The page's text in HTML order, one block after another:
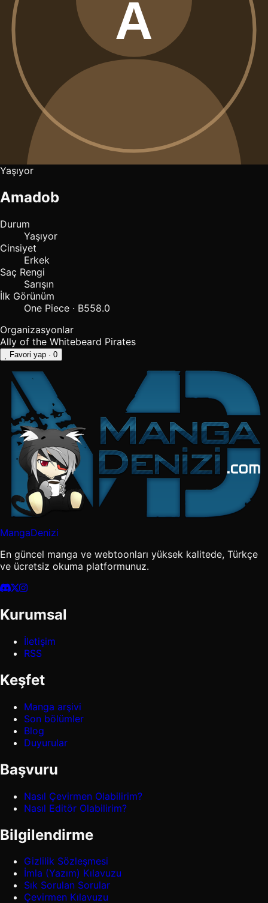
Yaşıyor
Amadob
Durum
Yaşıyor
Cinsiyet
Erkek
Saç Rengi
Sarışın
İlk Görünüm
One Piece · B558.0
Organizasyonlar
Ally of the Whitebeard Pirates
Favori yap · 0
MangaDenizi
En güncel manga ve webtoonları yüksek kalitede, Türkçe
ve ücretsiz okuma platformunuz.
Kurumsal
İletişim
RSS
Keşfet
Manga arşivi
Son bölümler
Blog
Duyurular
Başvuru
Nasıl Çevirmen Olabilirim?
Nasıl Editör Olabilirim?
Bilgilendirme
Gizlilik Sözleşmesi
İmla (Yazım) Kılavuzu
Sık Sorulan Sorular
Çevirmen Kılavuzu